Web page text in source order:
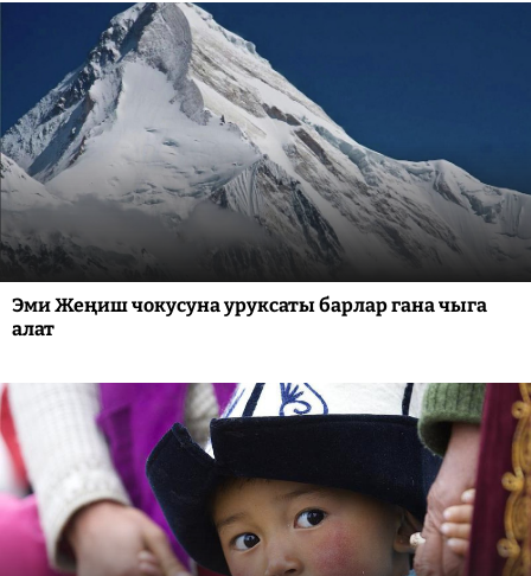
Эми Жеңиш чокусуна уруксаты барлар гана чыга
алат